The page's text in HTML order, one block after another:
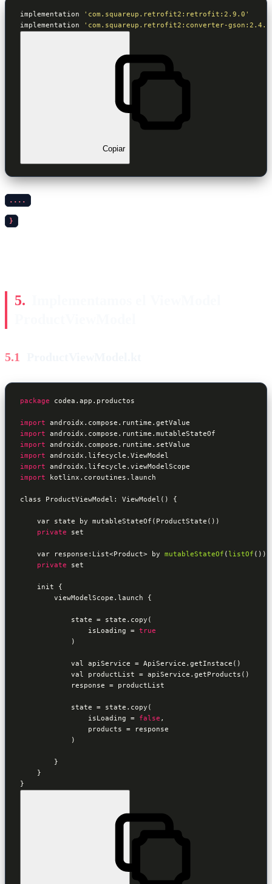
implementation
'com.squareup.retrofit2:retrofit:2.9.0'
implementation
'com.squareup.retrofit2:converter-
Copiar
....
}
package codea.app.productos
import
import
import
import
import
import kotlinx.coroutines.launch
class ProductViewModel: ViewModel() {
    var state by mutableStateOf(ProductState())
private set
    var response:List<Product> by
mutableStateOf (listOf ())
private set
    init {
        viewModelScope.launch {
            state = state.copy(
                isLoading =
true
            )
            val apiService = ApiService.getInstace()
            val productList = apiService.getProducts()
            response = productList
            state = state.copy(
                isLoading =
false ,
                products = response
            )
        }
    }
}